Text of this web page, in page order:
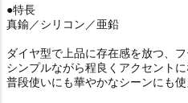
●特長
真鍮／シリコン／亜鉛
ダイヤ型で上品に存在感を放つ、フ
シンプルながら程良くアクセントに
普段使いにも華やかなシーンにも使